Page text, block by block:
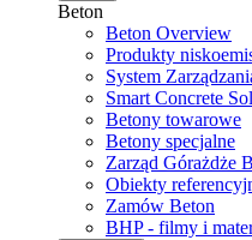
Beton
Beton Overview
Produkty
System
Smart Concrete
Betony towarowe
Betony specjalne
Zarząd Górażdże
Obiekty
Zamów Beton
BHP - filmy i